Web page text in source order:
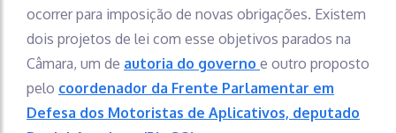
ocorrer para imposição de novas obrigações. Existem
dois projetos de lei com esse objetivos parados na
Câmara, um de autoria do governo e outro proposto
pelo coordenador da Frente Parlamentar em
Defesa dos Motoristas de Aplicativos, deputado